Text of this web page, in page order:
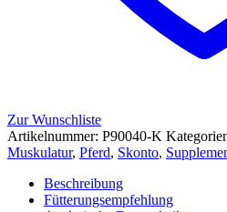
Zur Wunschliste
Artikelnummer: P90040-K
Muskulatur, Pferd, Skonto,
Beschreibung
Fütterungsempfehlung